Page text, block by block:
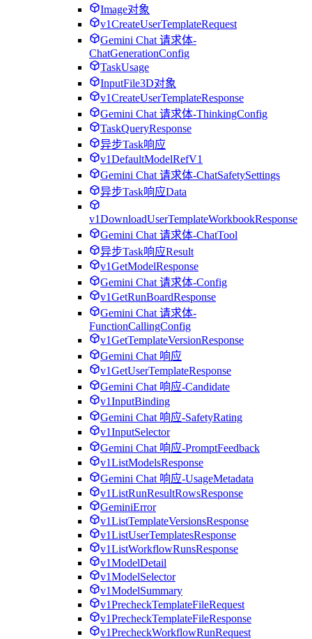
Image对象
v1CreateUserTemplateRequest
Gemini Chat 请求体-
ChatGenerationConfig
TaskUsage
InputFile3D对象
v1CreateUserTemplateResponse
Gemini Chat 请求体-ThinkingConfig
TaskQueryResponse
异步Task响应
v1DefaultModelRefV1
Gemini Chat 请求体-ChatSafetySettings
异步Task响应Data
v1DownloadUserTemplateWorkbookResponse
Gemini Chat 请求体-ChatTool
异步Task响应Result
v1GetModelResponse
Gemini Chat 请求体-Config
v1GetRunBoardResponse
Gemini Chat 请求体-
FunctionCallingConfig
v1GetTemplateVersionResponse
Gemini Chat 响应
v1GetUserTemplateResponse
Gemini Chat 响应-Candidate
v1InputBinding
Gemini Chat 响应-SafetyRating
v1InputSelector
Gemini Chat 响应-PromptFeedback
v1ListModelsResponse
Gemini Chat 响应-UsageMetadata
v1ListRunResultRowsResponse
GeminiError
v1ListTemplateVersionsResponse
v1ListUserTemplatesResponse
v1ListWorkflowRunsResponse
v1ModelDetail
v1ModelSelector
v1ModelSummary
v1PrecheckTemplateFileRequest
v1PrecheckTemplateFileResponse
v1PrecheckWorkflowRunRequest